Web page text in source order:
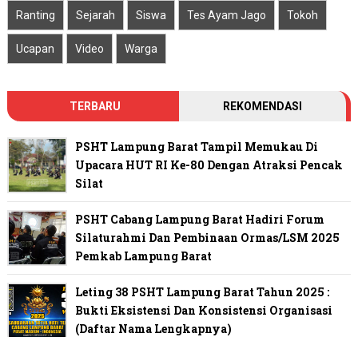
Ranting Sejarah Siswa Tes Ayam Jago Tokoh
Ucapan Video Warga
TERBARU REKOMENDASI
PSHT Lampung Barat Tampil Memukau Di
Upacara HUT RI Ke-80 Dengan Atraksi Pencak
Silat
PSHT Cabang Lampung Barat Hadiri Forum
Silaturahmi Dan Pembinaan Ormas/LSM 2025
Pemkab Lampung Barat
Leting 38 PSHT Lampung Barat Tahun 2025 :
Bukti Eksistensi Dan Konsistensi Organisasi
(Daftar Nama Lengkapnya)